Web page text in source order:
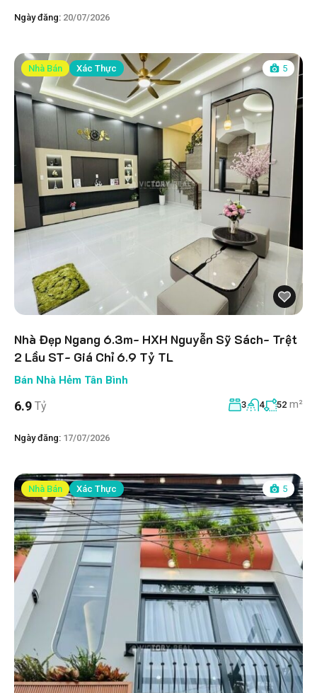
Ngày đăng: 20/07/2026
Nhà Bán Xác Thực 5
Nhà Đẹp Ngang 6.3m- HXH Nguyễn Sỹ Sách- Trệt
2 Lầu ST- Giá Chỉ 6.9 Tỷ TL
Bán Nhà Hẻm Tân Bình
6.9 Tỷ 3 4 52 m²
Ngày đăng: 17/07/2026
Nhà Bán Xác Thực 5